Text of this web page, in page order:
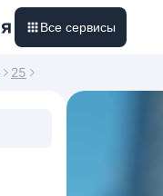
Все сервисы
25